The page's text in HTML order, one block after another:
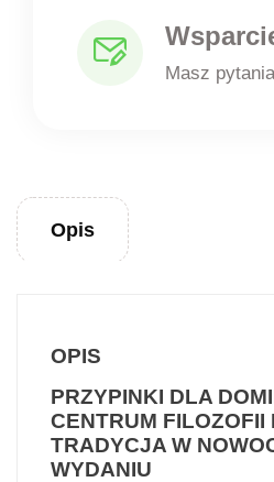
Masz
Opis
OPIS
PRZYPINKI DLA
CENTRUM FILOZOFII
TRADYCJA W
WYDANIU